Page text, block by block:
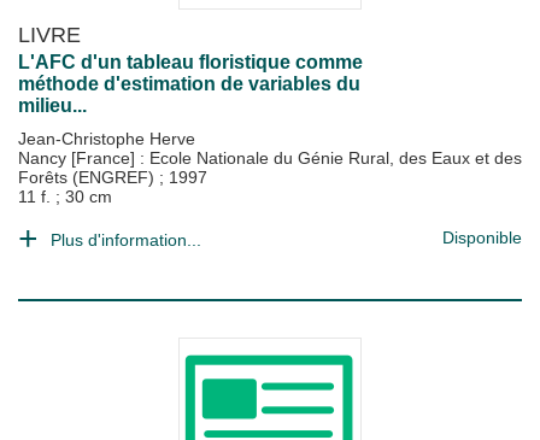
LIVRE
L'AFC d'un tableau floristique comme
méthode d'estimation de variables du
milieu...
Jean-Christophe Herve
Nancy [France] : Ecole Nationale du Génie Rural, des Eaux et des
Forêts (ENGREF) ; 1997
11 f. ; 30 cm
Plus d'information... Disponible